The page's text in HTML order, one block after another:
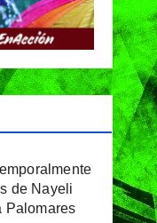
de Nayeli
Palomares